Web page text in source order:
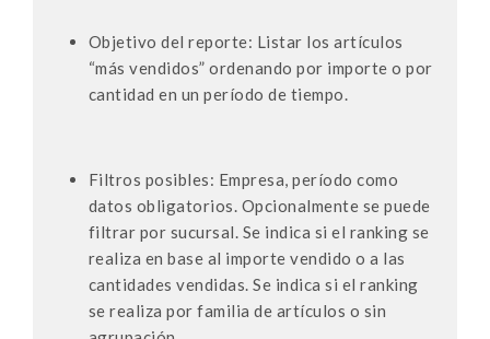
Objetivo del reporte: Listar los artículos
“más vendidos” ordenando por importe o por
cantidad en un período de tiempo.
Filtros posibles: Empresa, período como
datos obligatorios. Opcionalmente se puede
filtrar por sucursal. Se indica si el ranking se
realiza en base al importe vendido o a las
cantidades vendidas. Se indica si el ranking
se realiza por familia de artículos o sin